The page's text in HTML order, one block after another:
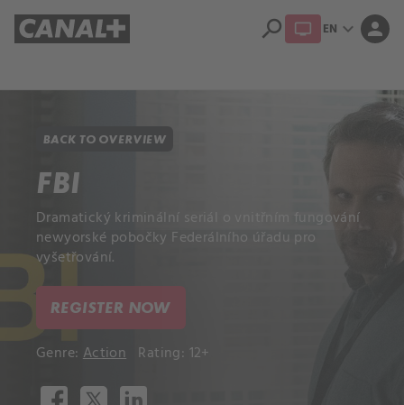
search EN expand_more person
BACK TO OVERVIEW
FBI
Dramatický kriminální seriál o vnitřním fungování
newyorské pobočky Federálního úřadu pro
vyšetřování.
REGISTER NOW
Genre: Action Rating: 12+